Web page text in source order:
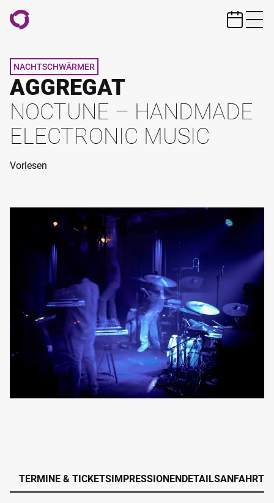
ZUM HAUPTINHALT SPRINGEN
Vorlesen
NACHTSCHWÄRMER
AGGREGAT
NOCTUNE – HANDMADE
ELECTRONIC MUSIC
TERMINE & TICKETSIMPRESSIONENDETAILSANFAHRT